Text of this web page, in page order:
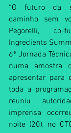
“O futuro da
caminho sem
Pegorelli,
Ingredients
6ª Jornada
numa amostra
apresentar para
toda a
reuniu
imprensa
noite (20), no